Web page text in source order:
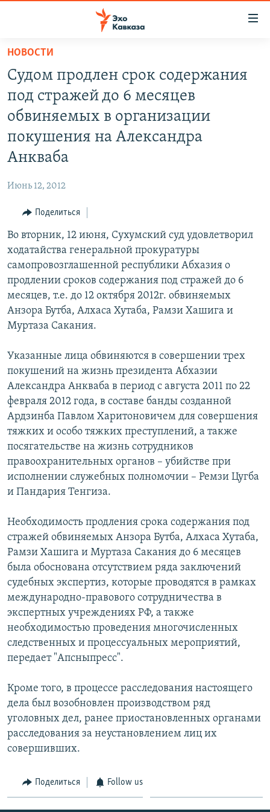
Вернуться
основному
содержанию
Вернутся
главной
навигации
ТБИЛИСИ
СУХУМИ
ВЕСЬ КАВКАЗ
АЗЕРБАЙДЖАН
ЭКОНОМИКА
ОБЩЕСТВО
СПОРТ
НЕКРУГЛЫЙ СТОЛ
ГОСТЬ НЕДЕЛИ
БЛОГИ
ЧИТАЕМ ПРЕССУ
МУЛЬТИМЕДИА
ВИДЕО
АУДИО
АРХИВ РАДИОПРОГРАММЫ
ПРИСОЕДИНЯЙТЕСЬ!
Все сайты РСЕ/РС
НОВОСТИ
Судом продлен срок содержания
под стражей до 6 месяцев
обвиняемых в организации
покушения на Александра
Анкваба
Июнь 12, 2012
Поделиться
Во вторник, 12 июня, Сухумский суд удовлетворил
ходатайства генеральной прокуратуры
самопровозглашенной республики Абхазия о
продлении сроков содержания под стражей до 6
месяцев, т.е. до 12 октября 2012г. обвиняемых
Анзора Бутба, Алхаса Хутаба, Рамзи Хашига и
Муртаза Сакания.
Указанные лица обвиняются в совершении трех
покушений на жизнь президента Абхазии
Александра Анкваба в период с августа 2011 по 22
февраля 2012 года, в составе банды созданной
Ардзинба Павлом Харитоновичем для совершения
тяжких и особо тяжких преступлений, а также
посягательстве на жизнь сотрудников
правоохранительных органов – убийстве при
исполнении служебных полномочии – Ремзи Цугба
и Пандария Тенгиза.
Необходимость продления срока содержания под
стражей обвиняемых Анзора Бутба, Алхаса Хутаба,
Рамзи Хашига и Муртаза Сакания до 6 месяцев
была обоснована отсутствием ряда заключений
судебных экспертиз, которые проводятся в рамках
международно-правового сотрудничества в
экспертных учреждениях РФ, а также
необходимостью проведения многочисленных
следственных и процессуальных мероприятий,
передает "Апсныпресс".
Кроме того, в процессе расследования настоящего
дела был возобновлен производством ряд
уголовных дел, ранее приостановленных органами
расследования за неустановлением лиц их
совершивших.
Поделиться Follow us